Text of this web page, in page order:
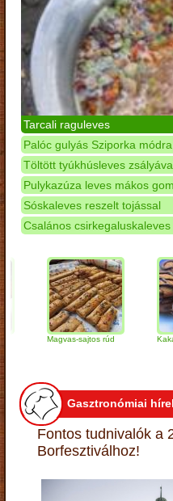
Tarcali raguleves
Palóc gulyás Sziporka módra
Töltött tyúkhúsleves
Pulykazúza leves mákos
Sóskaleves reszelt tojással
Csalános csirkegaluskaleves
Magvas-sajtos rúd Kakaós
Gasztronómiai
Fontos tudnivalók a
Borfesztiválhoz!